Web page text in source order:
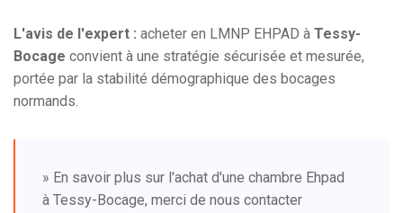
L'avis de l'expert : acheter en LMNP EHPAD à Tessy-
Bocage convient à une stratégie sécurisée et mesurée,
portée par la stabilité démographique des bocages
normands.
» En savoir plus sur l'achat d'une chambre Ehpad
à Tessy-Bocage, merci de nous contacter